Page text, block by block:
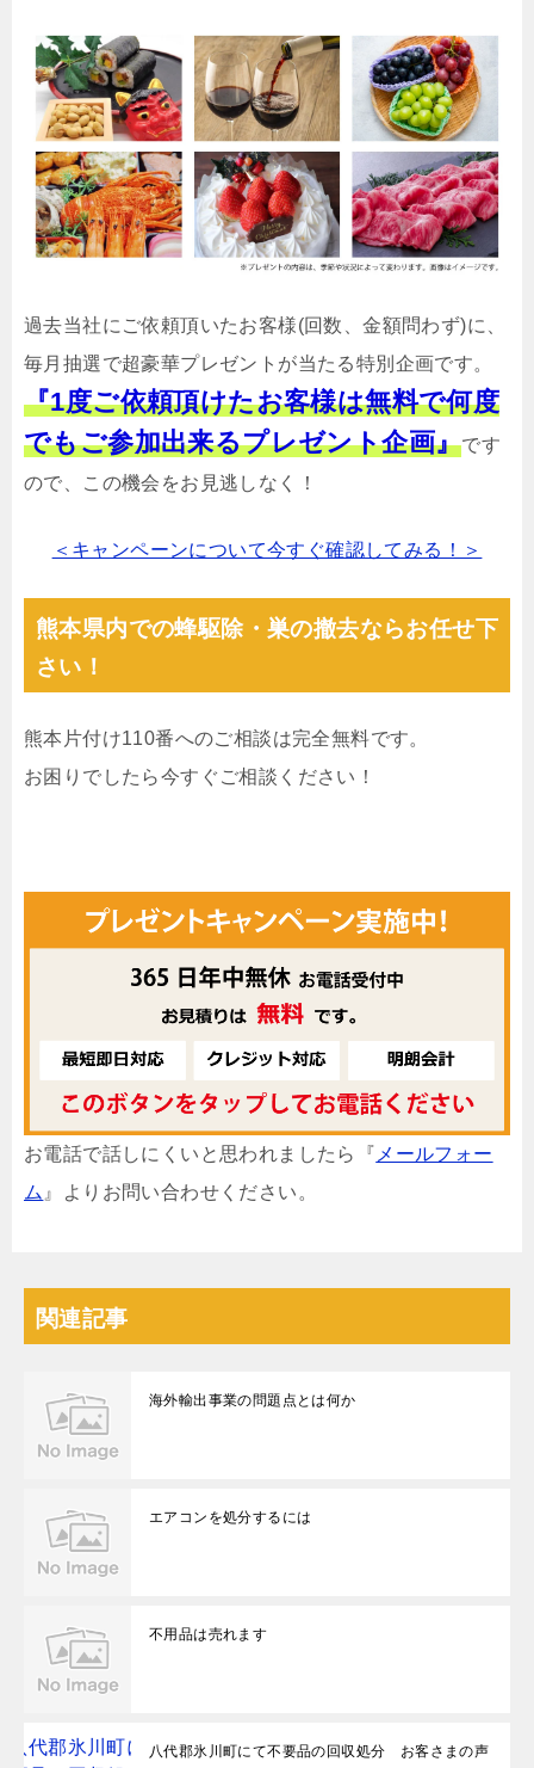
過去当社にご依頼頂いたお客様(回数、金額問わず)に、
毎月抽選で超豪華プレゼントが当たる特別企画です。
『1度ご依頼頂けたお客様は無料で何度
でもご参加出来るプレゼント企画』です
ので、この機会をお見逃しなく！
＜キャンペーンについて今すぐ確認してみる！＞
熊本県内での蜂駆除・巣の撤去ならお任せ下
さい！
熊本片付け110番へのご相談は完全無料です。
お困りでしたら今すぐご相談ください！
お電話で話しにくいと思われましたら『 メールフォー
ム 』よりお問い合わせください。
関連記事
海外輸出事業の問題点とは何か
エアコンを処分するには
不用品は売れます
八代郡氷川町にて不要品の回収処分 お客さまの声